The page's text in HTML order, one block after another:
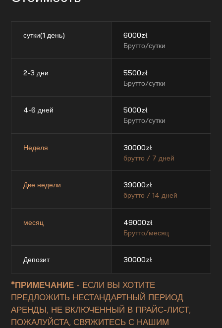
сутки(1 день) 6000zł
Брутто/сутки
2-3 дни 5500zł
Брутто/сутки
4-6 дней 5000zł
Брутто/сутки
Неделя 30000zł
брутто / 7 дней
Две недели 39000zł
брутто / 14 дней
месяц 49000zł
Брутто/месяц
Депозит 30000zł
*ПРИМЕЧАНИЕ - ЕСЛИ ВЫ ХОТИТЕ
ПРЕДЛОЖИТЬ НЕСТАНДАРТНЫЙ ПЕРИОД
АРЕНДЫ, НЕ ВКЛЮЧЕННЫЙ В ПРАЙС-ЛИСТ,
ПОЖАЛУЙСТА, СВЯЖИТЕСЬ С НАШИМ